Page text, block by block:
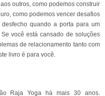
outros, como podemos construir
como podemos vencer desafios
quando a porta para um
você está cansado de soluções
de relacionamento tanto com
livro é para você.
Raja Yoga há mais 30 anos.